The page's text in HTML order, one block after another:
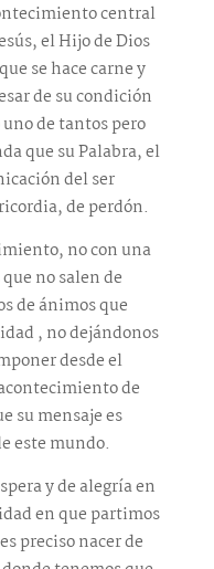
central
el Hijo de Dios
se hace carne y
de su condición
de tantos pero
que su Palabra, el
del ser
de perdón.
no con una
no salen de
de ánimos que
, no dejándonos
desde el
de
su mensaje es
este mundo.
y de alegría en
en que partimos
preciso nacer de